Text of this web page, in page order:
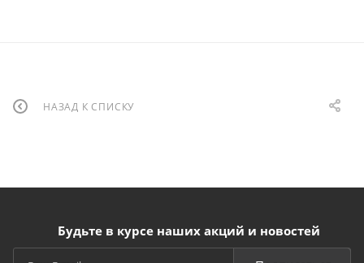
НАЗАД К СПИСКУ
Будьте в курсе наших акций и новостей